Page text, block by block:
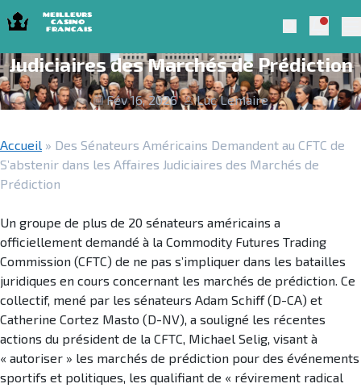
Skip to navigation
Skip to content
Meilleurs Casino Francais 2025
Search
Des Sénateurs Américains Demandent
au CFTC de S’abstenir dans les Affaires
Judiciaires des Marchés de Prédiction
Fév 16, 2026 Luc Lemaire
Accueil » Des Sénateurs Américains Demandent au CFTC de
S’abstenir dans les Affaires Judiciaires des Marchés de
Prédiction
Un groupe de plus de 20 sénateurs américains a
officiellement demandé à la Commodity Futures Trading
Commission (CFTC) de ne pas s’impliquer dans les batailles
juridiques en cours concernant les marchés de prédiction. Ce
collectif, mené par les sénateurs Adam Schiff (D-CA) et
Catherine Cortez Masto (D-NV), a souligné les récentes
actions du président de la CFTC, Michael Selig, visant à
« autoriser » les marchés de prédiction pour des événements
sportifs et politiques, les qualifiant de « révirement radical